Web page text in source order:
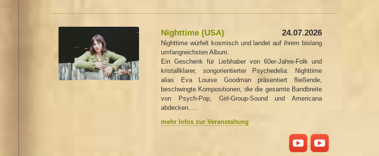
Nighttime (USA) 24.07.2026
Nighttime würfelt kosmisch und landet auf ihrem bislang
umfangreichsten Album.
Ein Geschenk für Liebhaber von 60er-Jahre-Folk und
kristallklarer, songorientierter Psychedelia: Nighttime
alias Eva Louise Goodman präsentiert fließende,
beschwingte Kompositionen, die die gesamte Bandbreite
von Psych-Pop, Girl-Group-Sound und Americana
abdecken.....
mehr Infos zur Veranstaltung